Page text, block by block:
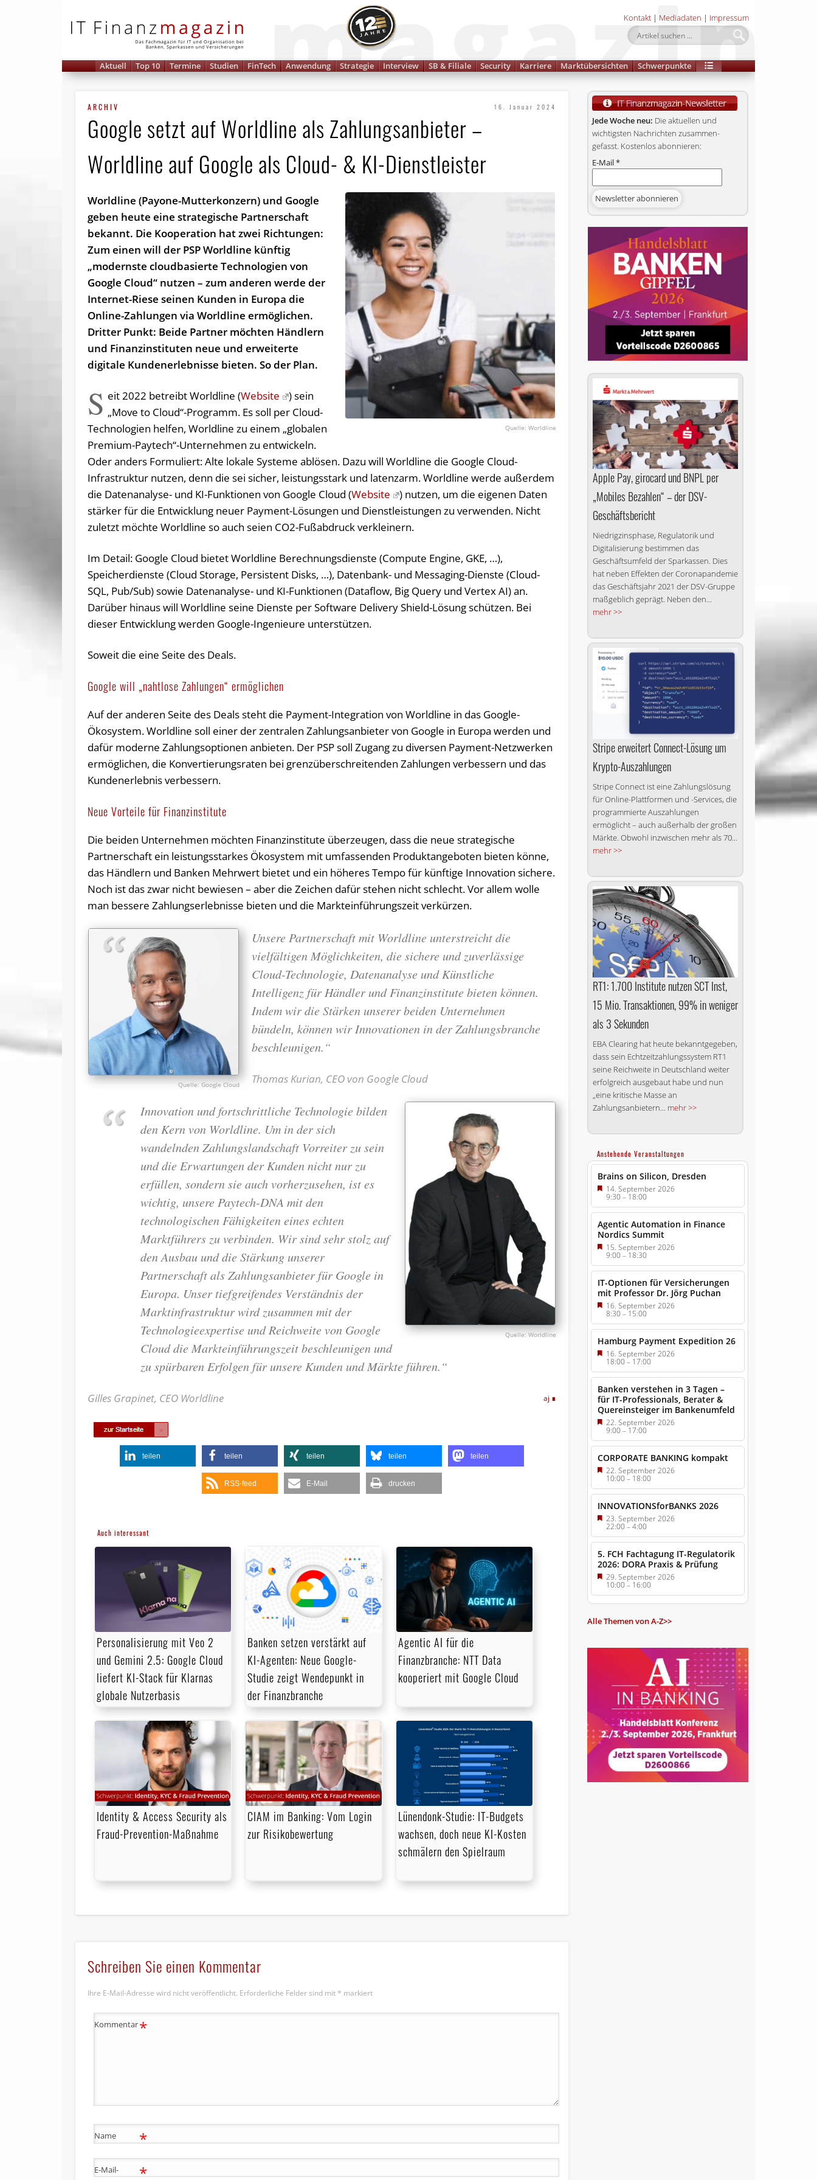
Kontakt | Mediadaten | Impressum
Aktuell Top 10 Termine Studien FinTech Anwendung Strategie Interview SB & Filiale Security Karriere Marktübersichten Schwerpunkte
ARCHIV 16. Januar 2024
Google setzt auf Worldline als Zahlungsanbieter –
Worldline auf Google als Cloud- & KI-Dienstleister
Worldline
Worldline (Payone-Mutterkonzern) und Google
geben heute eine strategische Partnerschaft
bekannt. Die Kooperation hat zwei Richtungen:
Zum einen will der PSP Worldline künftig
„modernste cloudbasierte Technologien von
Google Cloud“ nutzen – zum anderen werde der
Internet-Riese seinen Kunden in Europa die
Online-Zahlungen via Worldline ermöglichen.
Dritter Punkt: Beide Partner möchten Händlern
und Finanzinstituten neue und erweiterte
digitale Kundenerlebnisse bieten. So der Plan.
S eit 2022 betreibt Worldline (Website
) sein
„Move to Cloud“-Programm. Es soll per Cloud-
Technologien helfen, Worldline zu einem „globalen
Premium-Paytech“-Unternehmen zu entwickeln.
Oder anders Formuliert: Alte lokale Systeme ablösen. Dazu will Worldline die Google Cloud-
Infrastruktur nutzen, denn die sei sicher, leistungsstark und latenzarm. Worldline werde außerdem
die Datenanalyse- und KI-Funktionen von Google Cloud (Website
) nutzen, um die eigenen Daten
stärker für die Entwicklung neuer Payment-Lösungen und Dienstleistungen zu verwenden. Nicht
zuletzt möchte Worldline so auch seien CO2-Fußabdruck verkleinern.
Im Detail: Google Cloud bietet Worldline Berechnungsdienste (Compute Engine, GKE, …),
Speicherdienste (Cloud Storage, Persistent Disks, …), Datenbank- und Messaging-Dienste (Cloud-
SQL, Pub/Sub) sowie Datenanalyse- und KI-Funktionen (Dataflow, Big Query und Vertex AI) an.
Darüber hinaus will Worldline seine Dienste per Software Delivery Shield-Lösung schützen. Bei
dieser Entwicklung werden Google-Ingenieure unterstützen.
Soweit die eine Seite des Deals.
Google will „nahtlose Zahlungen“ ermöglichen
Auf der anderen Seite des Deals steht die Payment-Integration von Worldline in das Google-
Ökosystem. Worldline soll einer der zentralen Zahlungsanbieter von Google in Europa werden und
dafür moderne Zahlungsoptionen anbieten. Der PSP soll Zugang zu diversen Payment-Netzwerken
ermöglichen, die Konvertierungsraten bei grenzüberschreitenden Zahlungen verbessern und das
Kundenerlebnis verbessern.
Neue Vorteile für Finanzinstitute
Die beiden Unternehmen möchten Finanzinstitute überzeugen, dass die neue strategische
Partnerschaft ein leistungsstarkes Ökosystem mit umfassenden Produktangeboten bieten könne,
das Händlern und Banken Mehrwert bietet und ein höheres Tempo für künftige Innovation sichere.
Noch ist das zwar nicht bewiesen – aber die Zeichen dafür stehen nicht schlecht. Vor allem wolle
man bessere Zahlungserlebnisse bieten und die Markteinführungszeit verkürzen.
Google Cloud
Unsere Partnerschaft mit Worldline unterstreicht die
vielfältigen Möglichkeiten, die sichere und zuverlässige
Cloud-Technologie, Datenanalyse und Künstliche
Intelligenz für Händler und Finanzinstitute bieten können.
Indem wir die Stärken unserer beiden Unternehmen
bündeln, können wir Innovationen in der Zahlungsbranche
beschleunigen.“
Thomas Kurian, CEO von Google Cloud
Worldline
Innovation und fortschrittliche Technologie bilden
den Kern von Worldline. Um in der sich
wandelnden Zahlungslandschaft Vorreiter zu sein
und die Erwartungen der Kunden nicht nur zu
erfüllen, sondern sie auch vorherzusehen, ist es
wichtig, unsere Paytech-DNA mit den
technologischen Fähigkeiten eines echten
Marktführers zu verbinden. Wir sind sehr stolz auf
den Ausbau und die Stärkung unserer
Partnerschaft als Zahlungsanbieter für Google in
Europa. Unser tiefgreifendes Verständnis der
Marktinfrastruktur wird zusammen mit der
Technologieexpertise und Reichweite von Google
Cloud die Markteinführungszeit beschleunigen und
zu spürbaren Erfolgen für unsere Kunden und Märkte führen.“
Gilles Grapinet, CEO Worldline aj
teilen teilen teilen teilen teilen
RSS-feed E-Mail drucken
Auch interessant
Personalisierung mit Veo 2
und Gemini 2.5: Google Cloud
liefert KI-Stack für Klarnas
globale Nutzerbasis
Banken setzen verstärkt auf
KI-Agenten: Neue Google-
Studie zeigt Wendepunkt in
der Finanzbranche
Agentic AI für die
Finanzbranche: NTT Data
kooperiert mit Google Cloud
Identity & Access Security als
Fraud-Prevention-Maßnahme
CIAM im Banking: Vom Login
zur Risikobewertung
Lünendonk-Studie: IT-Budgets
wachsen, doch neue KI-Kosten
schmälern den Spielraum
Schreiben Sie einen Kommentar
Ihre E-Mail-Adresse wird nicht veröffentlicht. Erforderliche Felder sind mit * markiert
Kommentar*
Name *
E-Mail- *
Jede Woche neu: Die aktuellen und
wichtigsten Nachrichten zusammen­
gefasst. Kostenlos abonnieren:
E-Mail*
Apple Pay, girocard und BNPL per
„Mobiles Bezahlen“ – der DSV-
Geschäftsbericht
Niedrigzinsphase, Regulatorik und
Digitalisierung bestimmen das
Geschäftsumfeld der Sparkassen. Dies
hat neben Effekten der Coronapandemie
das Geschäftsjahr 2021 der DSV-Gruppe
maßgeblich geprägt. Neben den...
mehr >>
Stripe erweitert Connect-Lösung um
Krypto-Auszahlungen
Stripe Connect ist eine Zahlungslösung
für Online-Plattformen und -Services, die
programmierte Auszahlungen
ermöglicht – auch außerhalb der großen
Märkte. Obwohl inzwischen mehr als 70...
mehr >>
RT1: 1.700 Institute nutzen SCT Inst,
15 Mio. Transaktionen, 99% in weniger
als 3 Sekunden
EBA Clearing hat heute bekanntgegeben,
dass sein Echtzeitzahlungssystem RT1
seine Reichweite in Deutschland weiter
erfolgreich ausgebaut habe und nun
„eine kritische Masse an
Zahlungsanbietern... mehr >>
Anstehende Veranstaltungen
Brains on Silicon, Dresden
14. September 2026
9:30–18:00
Agentic Automation in Finance
Nordics Summit
15. September 2026
9:00–18:30
IT-Optionen für Versicherungen
mit Professor Dr. Jörg Puchan
16. September 2026
8:30–15:00
Hamburg Payment Expedition 26
16. September 2026
18:00– 17:00
Banken verstehen in 3 Tagen –
für IT-Professionals, Berater &
Quereinsteiger im Bankenumfeld
22. September 2026
9:00–17:00
CORPORATE BANKING kompakt
22. September 2026
10:00– 18:00
INNOVATIONSforBANKS 2026
23. September 2026
22:00–4:00
5. FCH Fachtagung IT-Regulatorik
2026: DORA Praxis & Prüfung
29. September 2026
10:00– 16:00
Alle Themen von A-Z>>